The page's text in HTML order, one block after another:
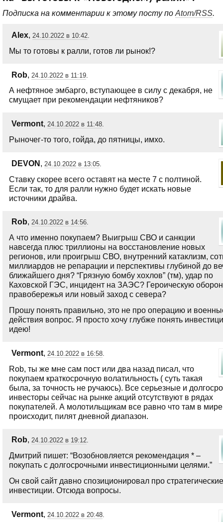
Подписка на комментарии к этому посту по Atom/RSS
Alex, 24.10.2022 в 10:42.
Мы то готовы к ралли, готов ли рынок!?
Rob, 24.10.2022 в 11:19.
А нефтяное эмбарго, вступающее в силу с декабря, не
смущает при рекомендации нефтяников?
Vermont, 24.10.2022 в 11:48.
Рыночег-то того, гойда, до пятницы, имхо.
DEVON, 24.10.2022 в 13:05.
Ставку скорее всего оставят на месте 7 с полтиной.
Если так, то для ралли нужно будет искать новые
источники драйва.
Rob, 24.10.2022 в 14:56.
А что именно покупаем? Выигрыш СВО и санкции
навсегда плюс триллионы на восстановление новых
регионов, или проигрыш СВО, внутренний катаклизм,
миллиардов не репарации и перспективы глубиной до
ближайшего дня? “Грязную бомбу хохлов” (тм), удар по
Каховской ГЭС, инцидент на ЗАЭС? Героическую
правобережья или новый заход с севера?
Прошу понять правильно, это не про операцию и
действия вопрос. Я просто хочу глубже понять
идею!
Vermont, 24.10.2022 в 16:58.
Rob, ты же мне сам пост или два назад писал, что
покупаем краткосрочную волатильность ( суть такая
была, за точность не ручаюсь). Все серьезные и
инвесторы сейчас на рынке акций отсутствуют в рядах
покупателей. А молотильщикам все равно что там в мире
происходит, пилят дневной диапазон.
Rob, 24.10.2022 в 19:12.
Дмитрий пишет: “Возобновляется рекомендация * –
покупать с долгосрочными инвестиционными целями.”
Он свой сайт давно спозиционировал про стратегические
инвестиции. Отсюда вопросы.
Vermont, 24.10.2022 в 20:48.